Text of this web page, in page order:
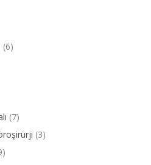
(6)
(7)
(3)